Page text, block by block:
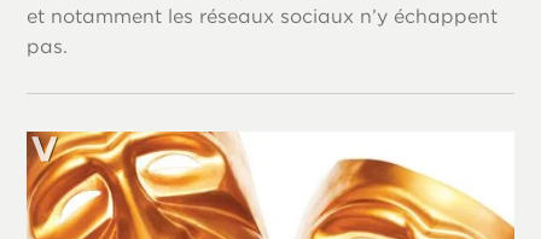
et notamment les réseaux sociaux n’y échappent
pas.